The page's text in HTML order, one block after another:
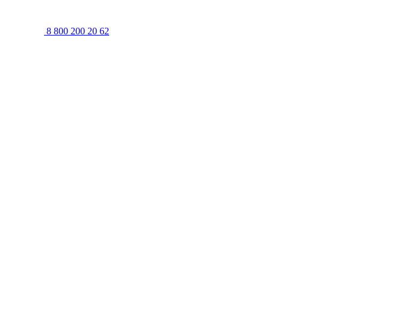
8 800 200 20 62